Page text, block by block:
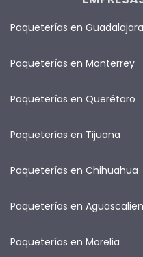
Paqueterías en Guadalajara
Paqueterías en Monterrey
Paqueterías en Querétaro
Paqueterías en Tijuana
Paqueterías en Chihuahua
Paqueterías en
Paqueterías en Morelia